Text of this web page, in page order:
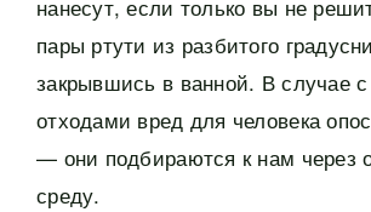
нанесут, если только вы не
пары ртути из разбитого
закрывшись в ванной. В случае
отходами вред для человека
— они подбираются к нам через
среду.